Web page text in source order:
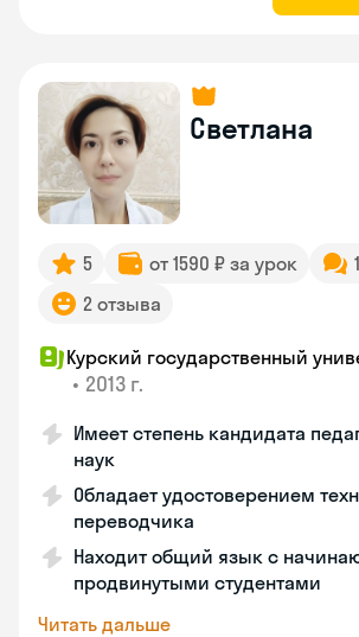
Светлана
5 от 1590 ₽ за урок
2 отзыва
Курский государственный
• 2013 г.
Имеет степень кандидата
наук
Обладает удостоверением
переводчика
Находит общий язык с
продвинутыми студентами
Читать дальше